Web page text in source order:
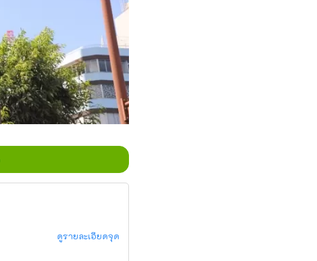
ดูรายละเอียดจุด